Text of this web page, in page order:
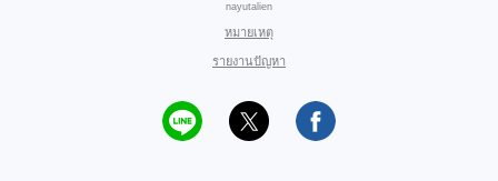
nayutalien
หมายเหตุ
รายงานปัญหา